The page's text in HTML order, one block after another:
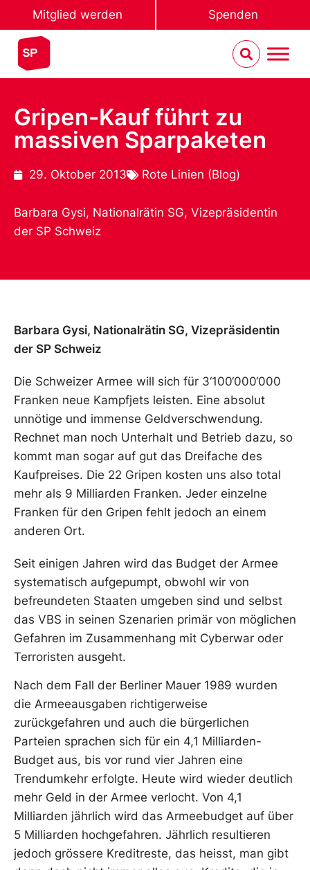
Mitglied werden Spenden
Gripen-Kauf führt zu
massiven Sparpaketen
29. Oktober 2013 Rote Linien (Blog)
Barbara Gysi, Nationalrätin SG, Vizepräsidentin
der SP Schweiz
Barbara Gysi, Nationalrätin SG, Vizepräsidentin
der SP Schweiz
Die Schweizer Armee will sich für 3‘100‘000‘000
Franken neue Kampfjets leisten. Eine absolut
unnötige und immense Geldverschwendung.
Rechnet man noch Unterhalt und Betrieb dazu, so
kommt man sogar auf gut das Dreifache des
Kaufpreises. Die 22 Gripen kosten uns also total
mehr als 9 Milliarden Franken. Jeder einzelne
Franken für den Gripen fehlt jedoch an einem
anderen Ort.
Seit einigen Jahren wird das Budget der Armee
systematisch aufgepumpt, obwohl wir von
befreundeten Staaten umgeben sind und selbst
das VBS in seinen Szenarien primär von möglichen
Gefahren im Zusammenhang mit Cyberwar oder
Terroristen ausgeht.
Nach dem Fall der Berliner Mauer 1989 wurden
die Armeeausgaben richtigerweise
zurückgefahren und auch die bürgerlichen
Parteien sprachen sich für ein 4,1 Milliarden-
Budget aus, bis vor rund vier Jahren eine
Trendumkehr erfolgte. Heute wird wieder deutlich
mehr Geld in der Armee verlocht. Von 4,1
Milliarden jährlich wird das Armeebudget auf über
5 Milliarden hochgefahren. Jährlich resultieren
jedoch grössere Kreditreste, das heisst, man gibt